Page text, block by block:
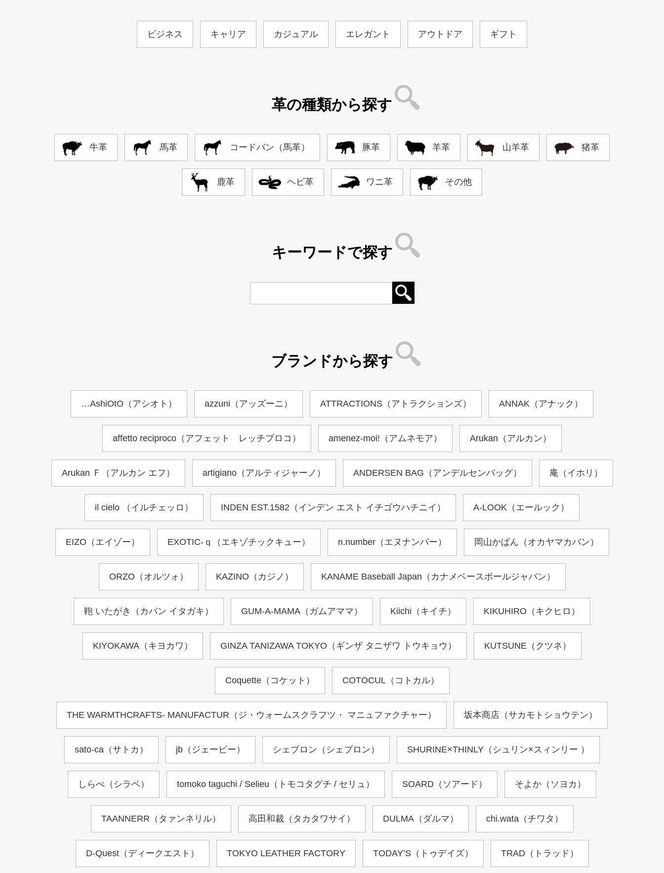
ビジネス キャリア カジュアル エレガント アウトドア ギフト
革の種類から探す
牛革 馬革 コードバン（馬革） 豚革 羊革 山羊革 猪革
鹿革 ヘビ革 ワニ革 その他
キーワードで探す
ブランドから探す
…AshiOtO（アシオト） azzuni（アッズーニ） ATTRACTIONS（アトラクションズ） ANNAK（アナック）
affetto reciproco（アフェット レッチプロコ） amenez-moi!（アムネモア） Arukan（アルカン）
Arukan Ｆ（アルカン エフ） artigiano（アルティジャーノ） ANDERSEN BAG（アンデルセンバッグ） 庵（イホリ）
il cielo （イルチェッロ） INDEN EST.1582（インデン エスト イチゴウハチニイ） A-LOOK（エールック）
EIZO（エイゾー） EXOTIC-ｑ（エキゾチックキュー） n.number（エヌナンバー） 岡山かばん（オカヤマカバン）
ORZO（オルツォ） KAZINO（カジノ） KANAME Baseball Japan（カナメベースボールジャパン）
鞄 いたがき（カバン イタガキ） GUM-A-MAMA（ガムアママ） Kiichi（キイチ） KIKUHIRO（キクヒロ）
KIYOKAWA（キヨカワ） GINZA TANIZAWA TOKYO（ギンザ タニザワ トウキョウ） KUTSUNE（クツネ）
Coquette（コケット） COTOCUL（コトカル）
THE WARMTHCRAFTS- MANUFACTUR（ジ・ウォームスクラフツ・ マニュファクチャー） 坂本商店（サカモトショウテン）
sato-ca（サトカ） jb（ジェービー） シェブロン（シェブロン） SHURINE×THINLY（シュリン×スィンリー ）
しらべ（シラベ） tomoko taguchi / Selieu（トモコタグチ / セリュ） SOARD（ソアード） そよか（ソヨカ）
TAANNERR（タァンネリル） 高田和裁（タカタワサイ） DULMA（ダルマ） chi.wata（チワタ）
D-Quest（ディークエスト） TOKYO LEATHER FACTORY TODAY’S（トゥデイズ） TRAD（トラッド）